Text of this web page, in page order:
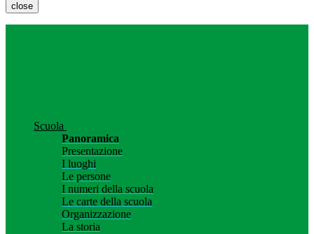
close
Scuola
Panoramica
Presentazione
I luoghi
Le persone
I numeri della scuola
Le carte della scuola
Organizzazione
La storia